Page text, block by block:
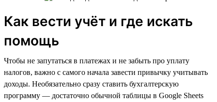
Как вести учёт и где искать
помощь
Чтобы не запутаться в платежах и не забыть про уплату
налогов, важно с самого начала завести привычку учитывать
доходы. Необязательно сразу ставить бухгалтерскую
программу — достаточно обычной таблицы в Google Sheets